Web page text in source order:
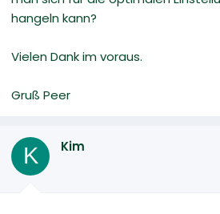
hangeln kann?
Vielen Dank im voraus.
Gruß Peer
K Kim